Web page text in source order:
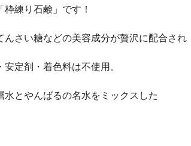
練り石鹸」です！
さい糖などの美容成分が贅沢に配合され
定剤・着色料は不使用。
とやんばるの名水をミックスした